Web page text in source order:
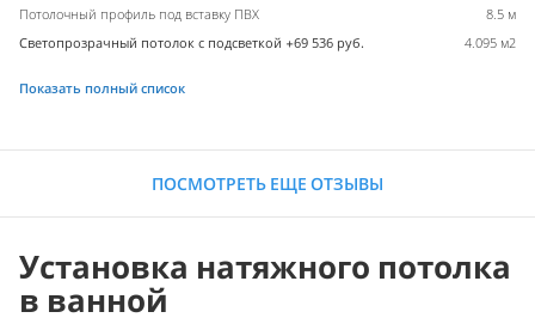
Потолочный профиль под вставку ПВХ
8.5 м
Светопрозрачный потолок с подсветкой +69 536 руб.
4.095 м2
Показать полный список
ПОСМОТРЕТЬ ЕЩЕ ОТЗЫВЫ
Установка натяжного потолка
в ванной